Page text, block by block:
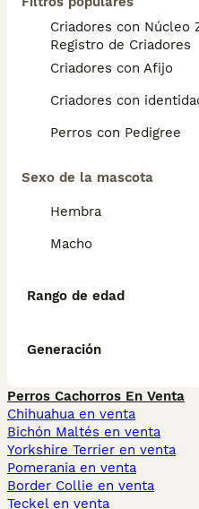
Criadores con Núcleo
Registro de Criadores
Criadores con Afijo
Criadores con
Perros con Pedigree
Sexo de la mascota
Hembra
Macho
Rango de edad
Generación
Perros Cachorros En Venta
Chihuahua en venta
Bichón Maltés en venta
Yorkshire Terrier en venta
Pomerania en venta
Border Collie en venta
Teckel en venta